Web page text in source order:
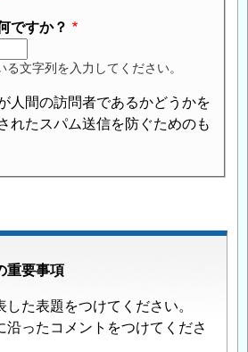
ですか？
る文字列を入力してください。
人間の訪問者であるかどうかを
れたスパム送信を防ぐためのも
重要事項
した表題をつけてください。
沿ったコメントをつけてくださ